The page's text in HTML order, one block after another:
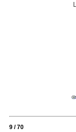
9 / 70